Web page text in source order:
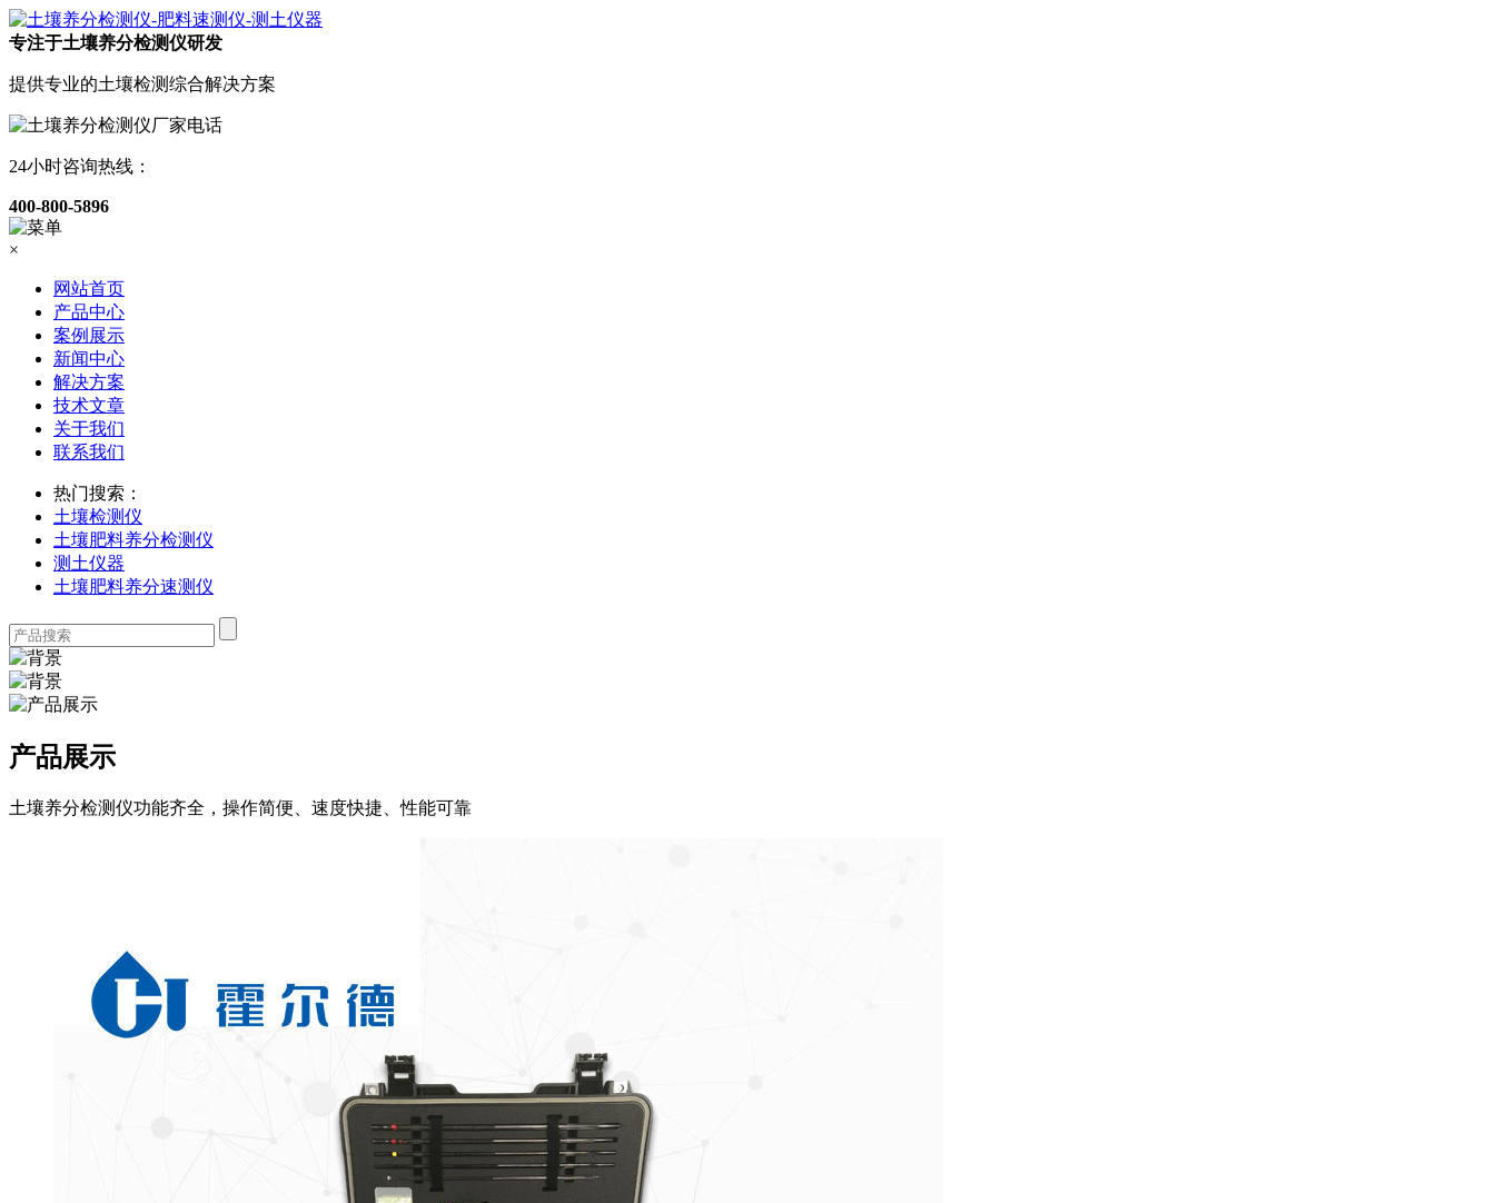
专注于土壤养分检测仪研发
提供专业的土壤检测综合解决方案
24小时咨询热线：
400-800-5896
×
网站首页
产品中心
案例展示
新闻中心
解决方案
技术文章
关于我们
联系我们
热门搜索：
土壤检测仪
土壤肥料养分检测仪
测土仪器
土壤肥料养分速测仪
产品展示
土壤养分检测仪功能齐全，操作简便、速度快捷、性能可靠